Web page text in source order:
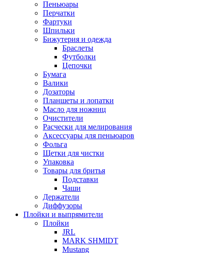
Пеньюары
Перчатки
Фартуки
Шпильки
Бижутерия и одежда
Браслеты
Футболки
Цепочки
Бумага
Валики
Дозаторы
Планшеты и лопатки
Масло для ножниц
Очистители
Расчески для мелирования
Аксессуары для пеньюаров
Фольга
Щетки для чистки
Упаковка
Товары для бритья
Подставки
Чаши
Держатели
Диффузоры
Плойки и выпрямители
Плойки
JRL
MARK SHMIDT
Mustang